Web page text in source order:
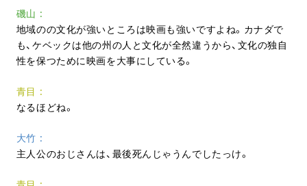
磯山
地域のの文化が強いところは映画も強いですよね。カナダで
も、ケベックは他の州の人と文化が全然違うから、文化の独自
性を保つために映画を大事にしている。
青目
なるほどね。
大竹
主人公のおじさんは、最後死んじゃうんでしたっけ。